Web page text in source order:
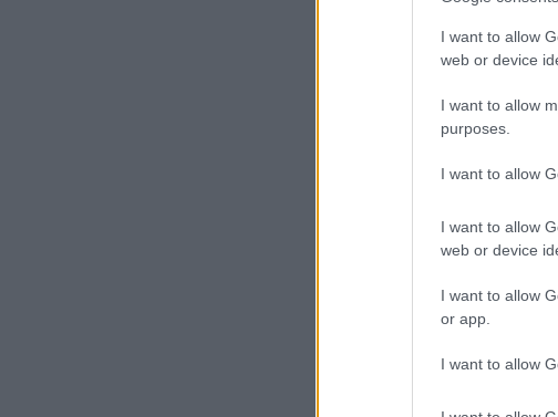
I want to allow
web or device
I want to allow
purposes.
I want to allow
I want to allow
web or device
I want to allow
or app.
I want to allow
Ο
να
Ένας από τους
Καλλιτεχνικός
επίσκεψή του στη